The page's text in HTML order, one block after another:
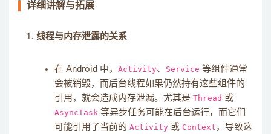
详细讲解与拓展
线程与内存泄露的关系
在 Android 中， Activity、 Service 等组件通常
会被销毁，而后台线程如果仍然持有这些组件的
引用，就会造成内存泄漏。尤其是 Thread 或
AsyncTask 等异步任务可能在后台运行，而它们
可能引用了当前的 Activity 或 Context ，导致这